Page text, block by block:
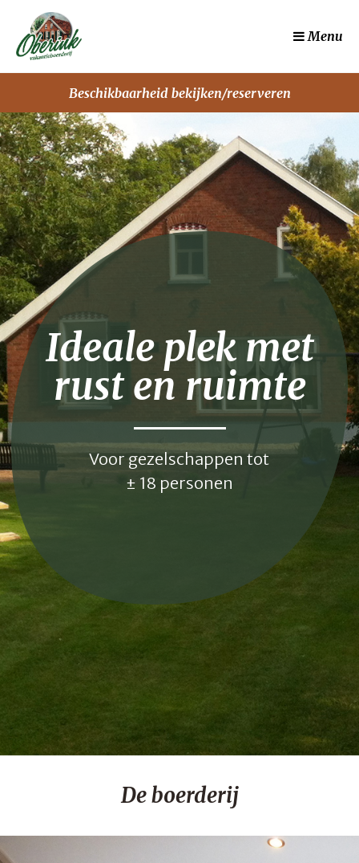
Menu
Beschikbaarheid bekijken/reserveren
Ideale plek met
rust en ruimte
Voor gezelschappen tot
± 18 personen
De boerderij